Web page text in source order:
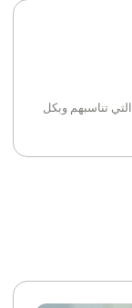
التي تناسبهم وبكل